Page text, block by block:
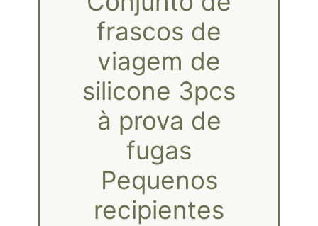
frascos de
viagem de
silicone 3pcs
à prova de
fugas
Pequenos
recipientes